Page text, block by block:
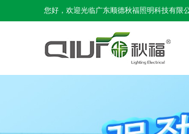
您好，欢迎光临广东顺德秋福照明科技有限